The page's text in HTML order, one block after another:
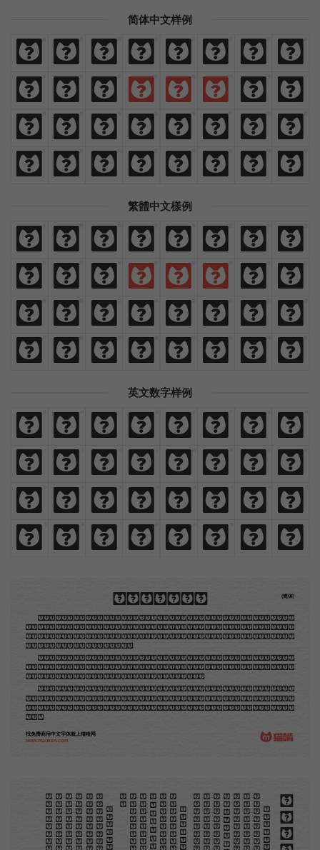
简体中文样例
免 费 商
商 业
业 汉 语 字
字 体
体
欢 迎 来 猫 啃 网 设 计
热 爱 与 执 着 时 间 里
闪 烁 灿
灿 烂
烂 鲜 艳 绚
绚 丽
丽
繁體中文樣例
免 費 商 業 漢 語 字 體
歡 迎 來 貓 啃 網 設 計
熱 愛 與
與 執
執 著 時 間
間 裡
裡
閃 爍 燦
燦 爛
爛 鮮 豔 絢
絢 麗
麗
英文数字样例
A B C D E F G H
I J K L M N O P
0 1 2 3 4 5 6 7
8 9 ! @ # $ , .
木刻创作法·序
地不问东西，凡木刻的图版，向来是画管画，刻管刻，印管印的。中国用得最早，而照例也久经衰
退；清光绪中，英人傅兰雅氏编印《格致汇编》，插图就已非中国刻工所能刻，精细的必需由英国运了
图版来。那就是所谓「木口木刻」，也即「复制木刻」，和用在编给印度人读的英文书，后来也就移给
中国人读的英文书上的插画，是同类的。
那时我还是一个儿童，见了这些图，便震惊于它的精工活泼，当作宝贝看。到近几年，才知道西洋
还有一种由画家一手造成的版画，也就是原画，倘用木版，便叫作「创作木刻」，是艺术家直接的创作
品，毫不假手于刻者和印者的。现在我们所要绍介的，便是这一种。
但是至今没有一本讲说木刻的书，这才是第一本。虽然稍简略，却已经给了读者一个大意。由此发
展下去，路是广大得很。题材会丰富起来的，技艺也会精炼起来的，采取新法，加以中国旧日之所长，
还有开出一条新的路径来的希望。那时作者各将自己的本领和心得，贡献出来，中国的木刻界就会发生
光焰。
(简体)
找免费商用中文字体就上猫啃网
www.maoken.com
。